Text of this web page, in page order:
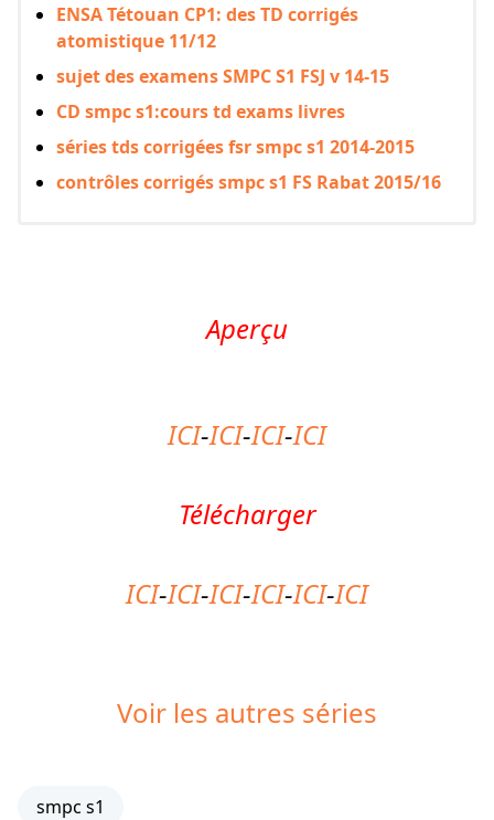
ENSA Tétouan CP1: des TD corrigés
atomistique 11/12
sujet des examens SMPC S1 FSJ v 14-15
CD smpc s1:cours td exams livres
séries tds corrigées fsr smpc s1 2014-2015
contrôles corrigés smpc s1 FS Rabat 2015/16
Aperçu
ICI-ICI-ICI-ICI
Télécharger
ICI-ICI-ICI-ICI-ICI-ICI
Voir les autres séries
smpc s1